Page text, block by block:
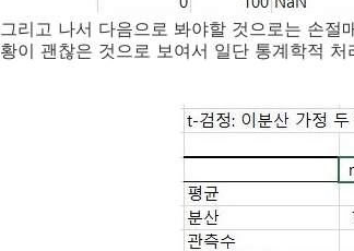
그리고 나서 다음으로 봐야할 것으로는 손절
황이 괜찮은 것으로 보여서 일단 통계학적